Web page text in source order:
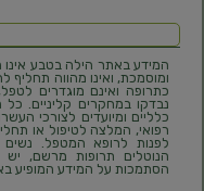
המידע באתר הילה בטבע אינו
ומוסמכת, ואינו מהווה תחליף
כתרופה ואינם מוגדרים
נבדקו במחקרים קליניים. כל
כלליים ומיועדים לצורכי
רפואי, המלצה לטיפול או
לפנות לרופא המטפל. נשים
הנוטלים תרופות מרשם,
הסתמכות על המידע המופיע